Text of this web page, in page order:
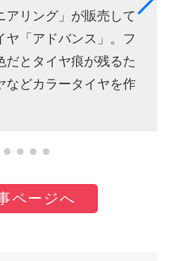
アリング」が販売して
ヤ「アドバンス」。フ
だとタイヤ痕が残るた
などカラータイヤを作
ページへ